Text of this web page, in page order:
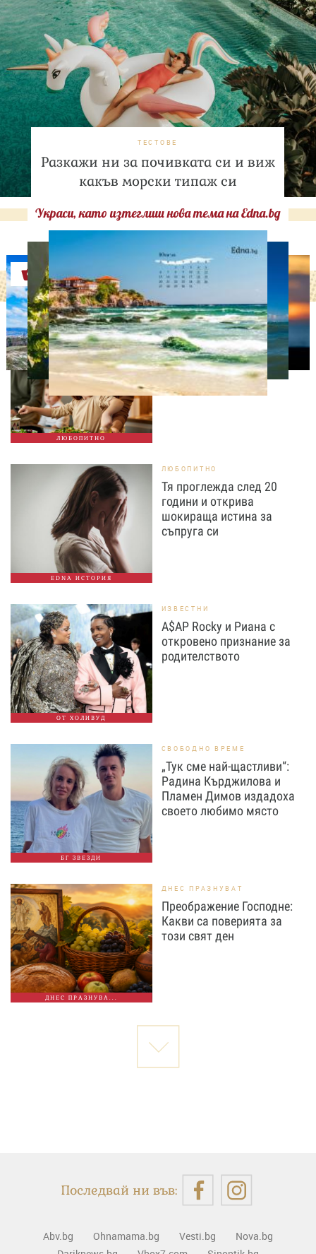
ТЕСТОВЕ
Разкажи ни за почивката си и виж
какъв морски типаж си
Украси, като изтеглиш нова тема на Edna.bg
Оферти
ЛЮБОПИТНО
ЛЮБОПИТНО
Тайната на добрата
вечеря не се крие в
сложната рецепта
EDNA ИСТОРИЯ
ЛЮБОПИТНО
Тя проглежда след 20
години и открива
шокираща истина за
съпруга си
ОТ ХОЛИВУД
ИЗВЕСТНИ
A$AP Rocky и Риана с
откровено признание за
родителството
БГ ЗВЕЗДИ
СВОБОДНО ВРЕМЕ
„Тук сме най-щастливи“:
Радина Кърджилова и
Пламен Димов издадоха
своето любимо място
ДНЕС ПРАЗНУВА...
ДНЕС ПРАЗНУВАТ
Преображение Господне:
Какви са поверията за
този свят ден
Последвай ни във:
Abv.bg Ohnamama.bg Vesti.bg
Nova.bg